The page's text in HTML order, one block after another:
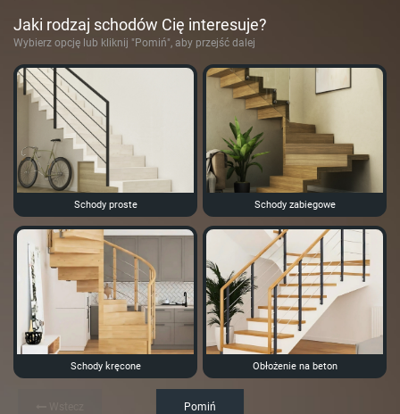
Jaki rodzaj schodów Cię interesuje?
Wybierz opcję lub kliknij "Pomiń", aby przejść dalej
Schody proste Schody zabiegowe
Schody kręcone Obłożenie na beton
Pomiń